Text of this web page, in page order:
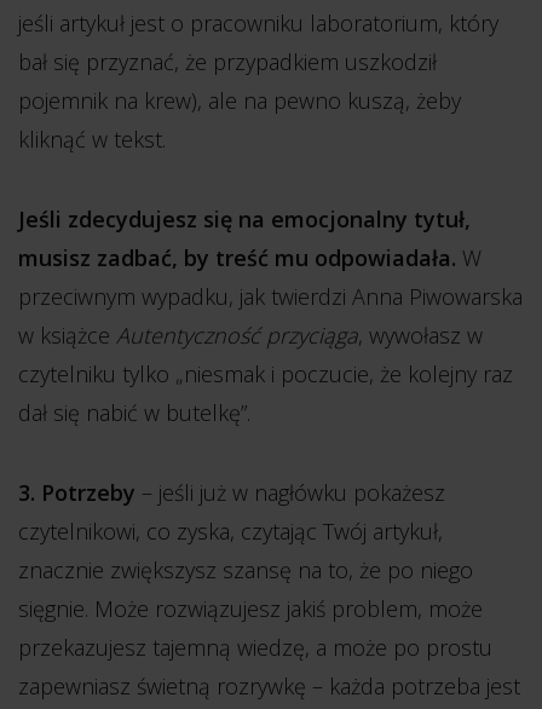
jeśli artykuł jest o pracowniku laboratorium, który
bał się przyznać, że przypadkiem uszkodził
pojemnik na krew), ale na pewno kuszą, żeby
kliknąć w tekst.
Jeśli zdecydujesz się na emocjonalny tytuł,
musisz zadbać, by treść mu odpowiadała. W
przeciwnym wypadku, jak twierdzi Anna Piwowarska
w książce Autentyczność przyciąga, wywołasz w
czytelniku tylko „niesmak i poczucie, że kolejny raz
dał się nabić w butelkę”.
3. Potrzeby – jeśli już w nagłówku pokażesz
czytelnikowi, co zyska, czytając Twój artykuł,
znacznie zwiększysz szansę na to, że po niego
sięgnie. Może rozwiązujesz jakiś problem, może
przekazujesz tajemną wiedzę, a może po prostu
zapewniasz świetną rozrywkę – każda potrzeba jest